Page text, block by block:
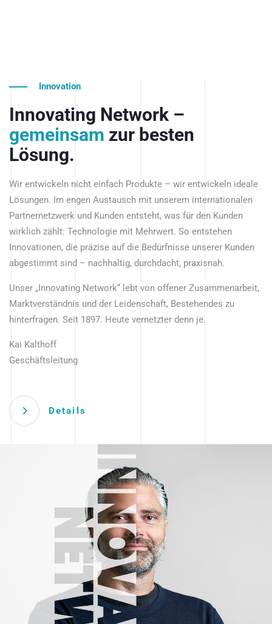
Innovation
Innovating Network –
gemeinsam zur besten
Lösung.
Wir entwickeln nicht einfach Produkte – wir entwickeln ideale
Lösungen. Im engen Austausch mit unserem internationalen
Partnernetzwerk und Kunden entsteht, was für den Kunden
wirklich zählt: Technologie mit Mehrwert. So entstehen
Innovationen, die präzise auf die Bedürfnisse unserer Kunden
abgestimmt sind – nachhaltig, durchdacht, praxisnah.
Unser „Innovating Network“ lebt von offener Zusammenarbeit,
Marktverständnis und der Leidenschaft, Bestehendes zu
hinterfragen. Seit 1897. Heute vernetzter denn je.
Kai Kalthoff
Geschäftsleitung
Details